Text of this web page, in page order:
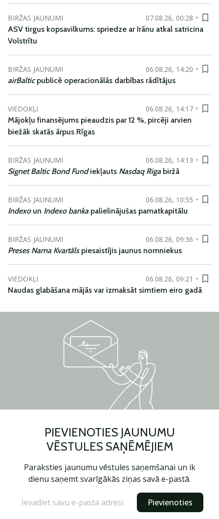
BIRŽAS JAUNUMI
07.08.26, 00:28
ASV tirgus kopsavilkums: spriedze ar Irānu atkal satricina
Volstrītu
BIRŽAS JAUNUMI
06.08.26, 14:20
airBalticpublicē operacionālās darbības rādītājus
VIEDOKĻI
06.08.26, 14:17
Mājokļu finansējums pieaudzis par 12 %, pircēji arvien
biežāk skatās ārpus Rīgas
BIRŽAS JAUNUMI
06.08.26, 14:13
Signet Baltic Bond Fundiekļauts Nasdaq Riga biržā
BIRŽAS JAUNUMI
06.08.26, 10:55
Indexoun Indexo banka palielinājušas pamatkapitālu
BIRŽAS JAUNUMI
06.08.26, 09:36
Preses Nama Kvartāls piesaistījis jaunus nomniekus
VIEDOKĻI
06.08.26, 09:21
Naudas glabāšana mājās var izmaksāt simtiem eiro gadā
PIEVIENOTIES JAUNUMU
VĒSTULES SAŅĒMĒJIEM
Paraksties jaunumu vēstules saņemšanai un ik
dienu saņemt svarīgākās ziņas savā e-pastā.
Pievienoties